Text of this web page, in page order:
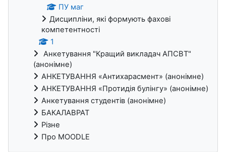
ПУ маг
Дисципліни, які формують фахові
компетентності
1
Анкетування "Кращий викладач АПСВТ"
(анонімне)
АНКЕТУВАННЯ «Антихарасмент» (анонімне)
АНКЕТУВАННЯ «Протидія булінгу» (анонімне)
Анкетування студентів (анонімне)
БАКАЛАВРАТ
Різне
Про MOODLE